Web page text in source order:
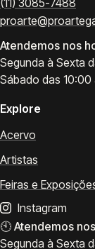
(11) 3085-7488
Atendemos nos
Segunda à Sexta
Sábado das 10:00
Explore
Acervo
Artistas
Feiras e
Instagram
🕙 Atendemos
Segunda à Sexta